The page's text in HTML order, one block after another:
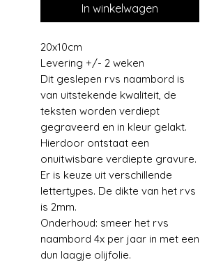
In winkelwagen
20x10cm
Levering +/- 2 weken
Dit geslepen rvs naambord is
van uitstekende kwaliteit, de
teksten worden verdiept
gegraveerd en in kleur gelakt.
Hierdoor ontstaat een
onuitwisbare verdiepte gravure.
Er is keuze uit verschillende
lettertypes. De dikte van het rvs
is 2mm.
Onderhoud: smeer het rvs
naambord 4x per jaar in met een
dun laagje olijfolie.